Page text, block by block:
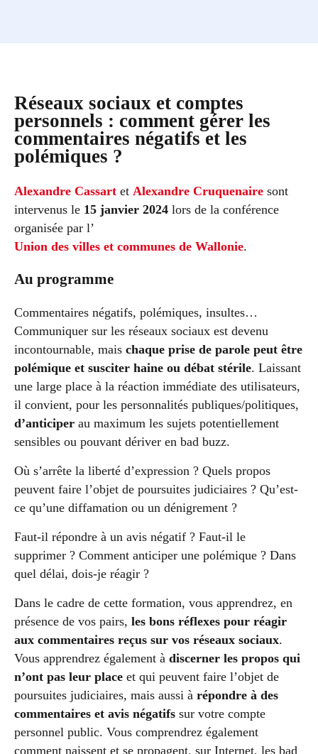
Réseaux sociaux et comptes
personnels : comment gérer les
commentaires négatifs et les
polémiques ?
Alexandre Cassart et Alexandre Cruquenaire sont
intervenus le 15 janvier 2024 lors de la conférence
organisée par l’
Union des villes et communes de Wallonie.
Au programme
Commentaires négatifs, polémiques, insultes…
Communiquer sur les réseaux sociaux est devenu
incontournable, mais chaque prise de parole peut être
polémique et susciter haine ou débat stérile. Laissant
une large place à la réaction immédiate des utilisateurs,
il convient, pour les personnalités publiques/politiques,
d’anticiper au maximum les sujets potentiellement
sensibles ou pouvant dériver en bad buzz.
Où s’arrête la liberté d’expression ? Quels propos
peuvent faire l’objet de poursuites judiciaires ? Qu’est-
ce qu’une diffamation ou un dénigrement ?
Faut-il répondre à un avis négatif ? Faut-il le
supprimer ? Comment anticiper une polémique ? Dans
quel délai, dois-je réagir ?
Dans le cadre de cette formation, vous apprendrez, en
présence de vos pairs, les bons réflexes pour réagir
aux commentaires reçus sur vos réseaux sociaux.
Vous apprendrez également à discerner les propos qui
n’ont pas leur place et qui peuvent faire l’objet de
poursuites judiciaires, mais aussi à répondre à des
commentaires et avis négatifs sur votre compte
personnel public. Vous comprendrez également
comment naissent et se propagent, sur Internet, les bad